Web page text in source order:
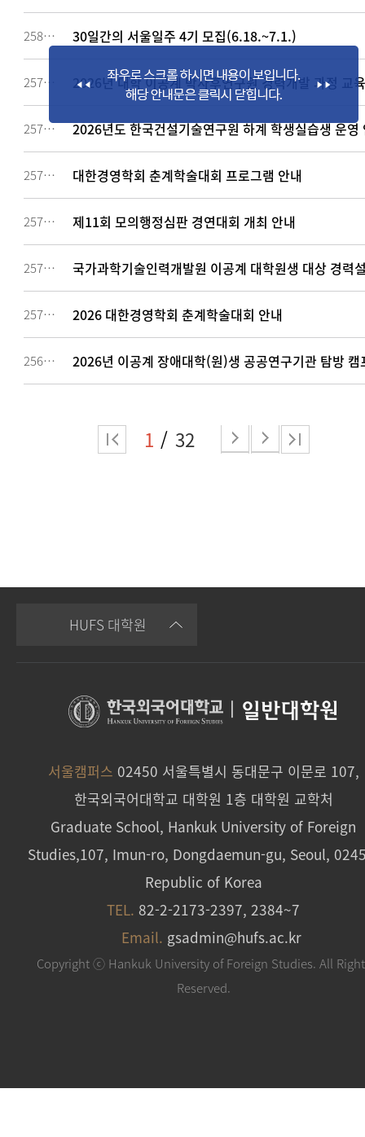
258021 30일간의 서울일주 4기 모집(6.18.~7.1.)
257927 2026년 대학 이공계 박사후연구원 경력개발 과정 교
257910 2026년도 한국건설기술연구원 하계 학생실습생 운
257818 대한경영학회 춘계학술대회 프로그램 안내
257712 제11회 모의행정심판 경연대회 개최 안내
257391 국가과학기술인력개발원 이공계 대학원생 대상 경력
257085 2026 대한경영학회 춘계학술대회 안내
256906 2026년 이공계 장애대학(원)생 공공연구기관 탐방 캠
1 32
HUFS 대학원
일반대학원
서울캠퍼스 02450 서울특별시 동대문구 이문로 107,
한국외국어대학교 대학원 1층 대학원 교학처
Graduate School, Hankuk University of Foreign
Studies,107, Imun-ro, Dongdaemun-gu, Seoul,
Republic of Korea
TEL. 82-2-2173-2397, 2384~7
Email. gsadmin@hufs.ac.kr
Copyright ⓒ Hankuk University of Foreign Studies. All
Reserved.